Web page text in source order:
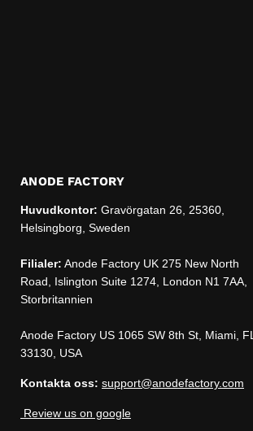
ANODE FACTORY
Huvudkontor: Gravörgatan 26, 25360,
Helsingborg, Sweden
Filialer: Anode Factory UK 275 New North
Road, Islington Suite 1274, London N1 7AA,
Storbritannien
Anode Factory US 1065 SW 8th St, Miami, FL
33130, USA
Kontakta oss: support@anodefactory.com
Review us on google